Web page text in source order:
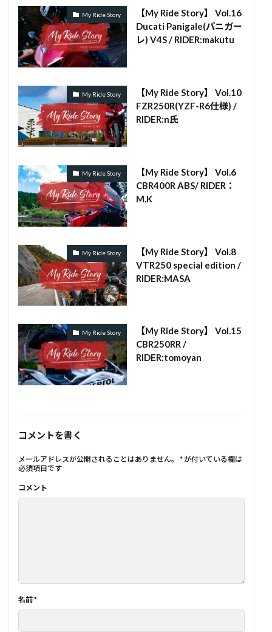
My Ride Story
【My Ride Story】 Vol.16
Ducati Panigale(パニガー
レ) V4S / RIDER:makutu
My Ride Story
【My Ride Story】 Vol.10
FZR250R(YZF-R6仕様) /
RIDER:n氏
My Ride Story
【My Ride Story】 Vol.6
CBR400R ABS/ RIDER：
M.K
My Ride Story
【My Ride Story】 Vol.8
VTR250 special edition /
RIDER:MASA
My Ride Story
【My Ride Story】 Vol.15
CBR250RR /
RIDER:tomoyan
コメントを書く
メールアドレスが公開されることはありません。 *が付いている欄は
必須項目です
コメント
名前*